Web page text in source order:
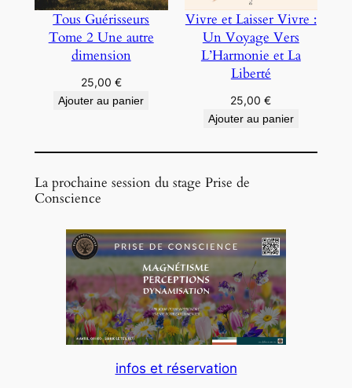
Tous Guérisseurs
Tome 2 Une autre
dimension
25,00 €
Ajouter au panier
Vivre et Laisser Vivre :
Un Voyage Vers
L’Harmonie et La
Liberté
25,00€
Ajouter au panier
La prochaine session du stage Prise de
Conscience
infos et réservation